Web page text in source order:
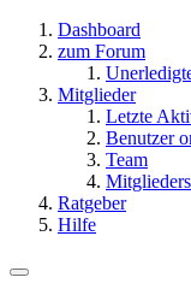
Dashboard
zum Forum
Mitglieder
Letzte
Benutzer
Team
Ratgeber
Hilfe